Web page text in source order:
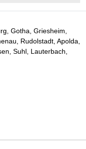
Gotha Griesheim
Rudolstadt Apolda
Suhl Lauterbach